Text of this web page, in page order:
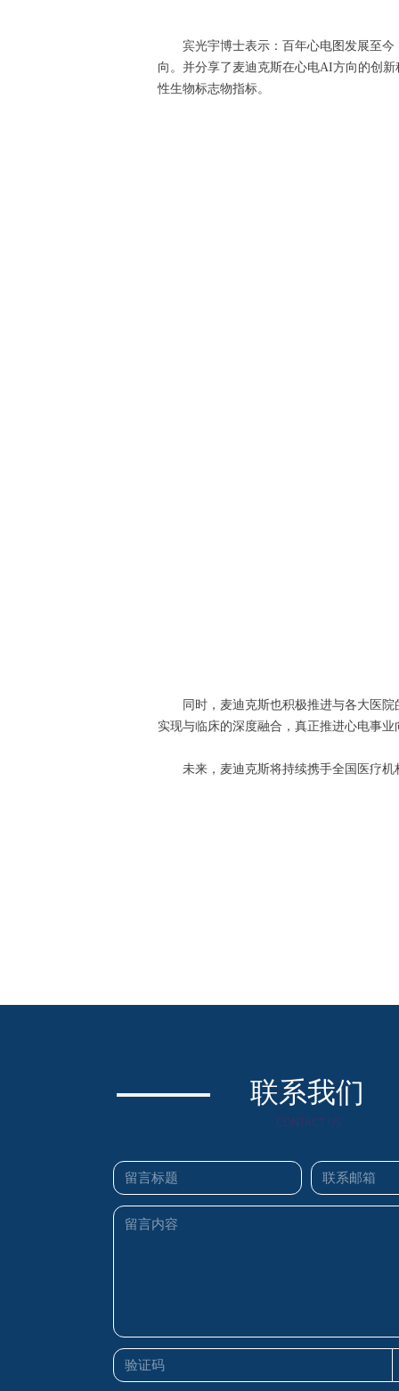
宾光宇博士表示：百年心电图发展至
向。并分享了麦迪克斯在心电AI方向的创
性生物标志物指标。
同时，麦迪克斯也积极推进与各大医
实现与临床的深度融合，真正推进心电事
未来，麦迪克斯将持续携手全国医疗
联系我们
CONTACT US